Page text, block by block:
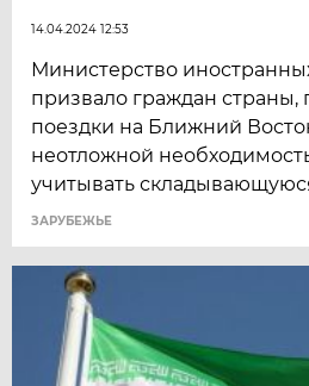
14.04.2024 12:53
Министерство
призвало граждан
поездки на Ближний
неотложной
учитывать
ЗАРУБЕЖЬЕ